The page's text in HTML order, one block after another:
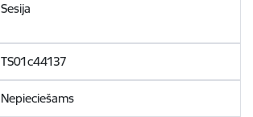
Sesija
TS01c44137
Nepieciešams